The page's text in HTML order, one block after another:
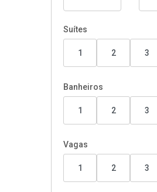
Suítes
1 2 3
Banheiros
1 2 3
Vagas
1 2 3